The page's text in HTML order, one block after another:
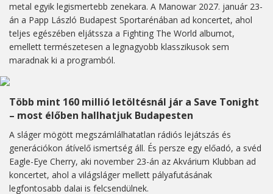
metal egyik legismertebb zenekara. A Manowar 2027. január 23-
án a Papp László Budapest Sportarénában ad koncertet, ahol
teljes egészében eljátssza a Fighting The World albumot,
emellett természetesen a legnagyobb klasszikusok sem
maradnak ki a programból.
Több mint 160 millió letöltésnál jár a Save Tonight
– most élőben hallhatjuk Budapesten
A sláger mögött megszámlálhatatlan rádiós lejátszás és
generációkon átívelő ismertség áll. És persze egy előadó, a svéd
Eagle-Eye Cherry, aki november 23-án az Akvárium Klubban ad
koncertet, ahol a világsláger mellett pályafutásának
legfontosabb dalai is felcsendülnek.